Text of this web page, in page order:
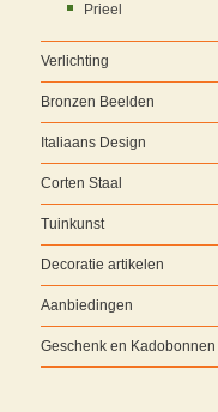
Prieel
Verlichting
Bronzen Beelden
Italiaans Design
Corten Staal
Tuinkunst
Decoratie artikelen
Aanbiedingen
Geschenk en Kadobonnen